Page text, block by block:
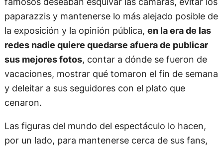
paparazzis y mantenerse lo más alejado posible de
la exposición y la opinión pública, en la era de las
redes nadie quiere quedarse afuera de publicar
sus mejores fotos, contar a dónde se fueron de
vacaciones, mostrar qué tomaron el fin de semana
y deleitar a sus seguidores con el plato que
cenaron.
Las figuras del mundo del espectáculo lo hacen,
por un lado, para mantenerse cerca de sus fans,